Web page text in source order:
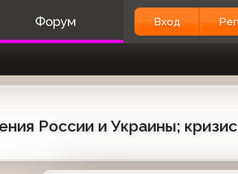
Форум Вход
России и Украины;